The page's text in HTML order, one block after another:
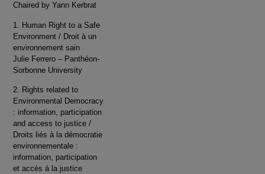
Chaired by Yann Kerbrat
1. Human Right to a Safe
Environment / Droit à un
environnement sain
Julie Ferrero – Panthéon-
Sorbonne University
2. Rights related to
Environmental Democracy
: information, participation
and access to justice /
Droits liés à la démocratie
environnementale :
information, participation
et accès à la justice